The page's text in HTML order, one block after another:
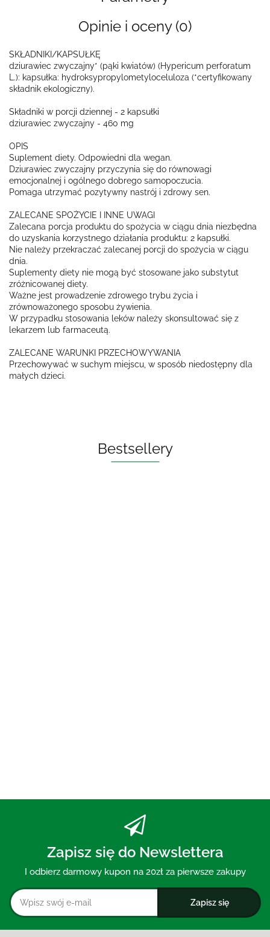
Opinie i oceny (0)
SKŁADNIKI/KAPSUŁKĘ
dziurawiec zwyczajny* (pąki kwiatów) (Hypericum perforatum
L.): kapsułka: hydroksypropylometyloceluloza (*certyfikowany
składnik ekologiczny).
Składniki w porcji dziennej - 2 kapsułki
dziurawiec zwyczajny - 460 mg
OPIS
Suplement diety. Odpowiedni dla wegan.
Dziurawiec zwyczajny przyczynia się do równowagi
emocjonalnej i ogólnego dobrego samopoczucia.
Pomaga utrzymać pozytywny nastrój i zdrowy sen.
ZALECANE SPOŻYCIE I INNE UWAGI
Zalecana porcja produktu do spożycia w ciągu dnia niezbędna
do uzyskania korzystnego działania produktu: 2 kapsułki.
Nie należy przekraczać zalecanej porcji do spożycia w ciągu
dnia.
Suplementy diety nie mogą być stosowane jako substytut
zróżnicowanej diety.
Ważne jest prowadzenie zdrowego trybu życia i
zrównoważonego sposobu żywienia.
W przypadku stosowania leków należy skonsultować się z
lekarzem lub farmaceutą.
ZALECANE WARUNKI PRZECHOWYWANIA
Przechowywać w suchym miejscu, w sposób niedostępny dla
małych dzieci.
Bestsellery
Zapisz się do Newslettera
I odbierz darmowy kupon na 20zł za pierwsze zakupy